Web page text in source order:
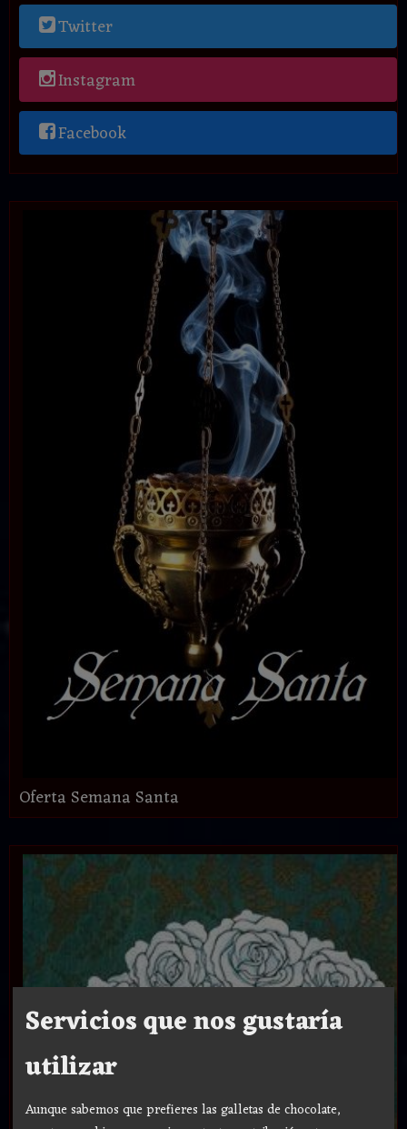
Twitter
Instagram
Facebook
Oferta Semana Santa
Servicios que nos gustaría
utilizar
Aunque sabemos que prefieres las galletas de chocolate,